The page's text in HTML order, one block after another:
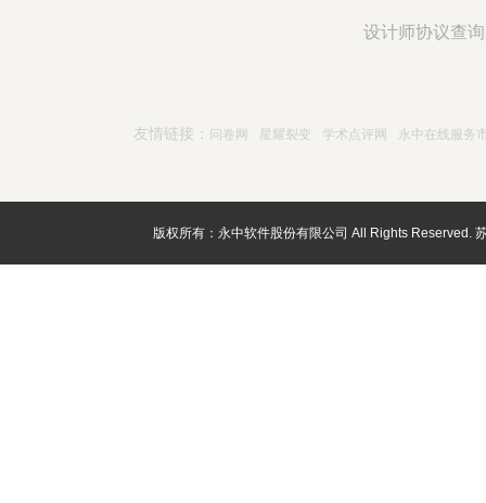
设计师协议查询
友情链接： 问卷网 星耀裂变 学术点评网 永中在线服务
版权所有：永中软件股份有限公司 All Rights Reserved.